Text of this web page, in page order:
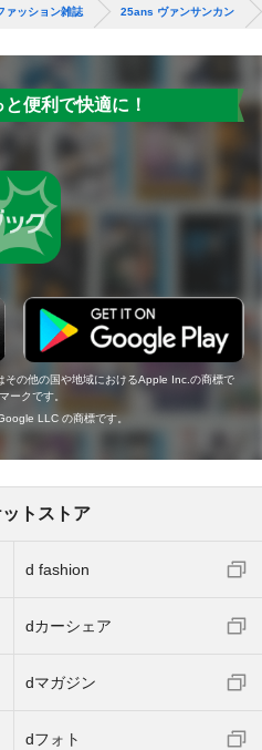
ァッション雑誌 25ans ヴァンサンカン
便利で快適に！
の他の国や地域におけるApple Inc.の商標で
ークです。
LLC の商標です。
トストア
d fashion
dカーシェア
dマガジン
dフォト